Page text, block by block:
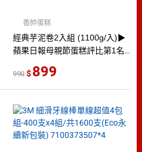
經典芋泥卷2入組 (1100g/入)▶
蘋果日報母親節蛋糕評比第1名
香帥蛋糕
990 899